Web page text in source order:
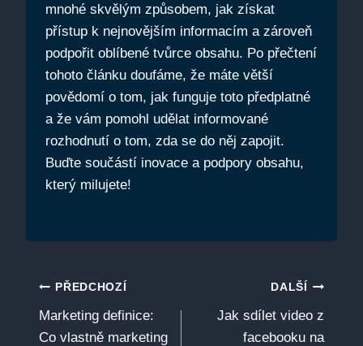
mnohé skvělým způsobem, jak získat
přístup k nejnovějším informacím a zároveň
podpořit oblíbené tvůrce obsahu. Po přečtení
tohoto článku doufáme, že máte větší
povědomí o tom, jak funguje toto předplatné
a že vám pomohl udělat informované
rozhodnutí o tom, zda se do něj zapojit.
Buďte součástí inovace a podpory obsahu,
který milujete!
Navigace
pro
PŘEDCHOZÍ
Marketing definice:
Co vlastně marketing
DALŠÍ
Jak sdílet video z
facebooku na